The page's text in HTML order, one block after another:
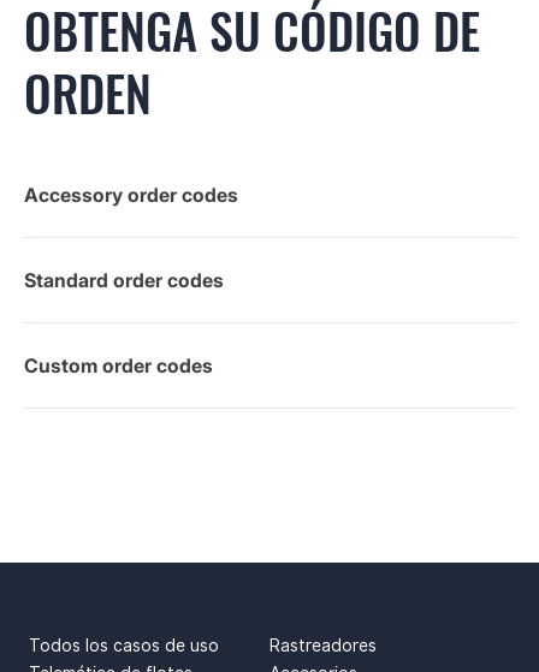
OBTENGA SU CÓDIGO DE
ORDEN
Accessory order codes
Standard order codes
Custom order codes
Todos los casos de uso
Rastreadores